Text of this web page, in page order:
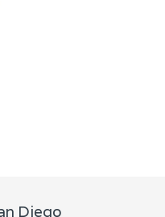
Diego